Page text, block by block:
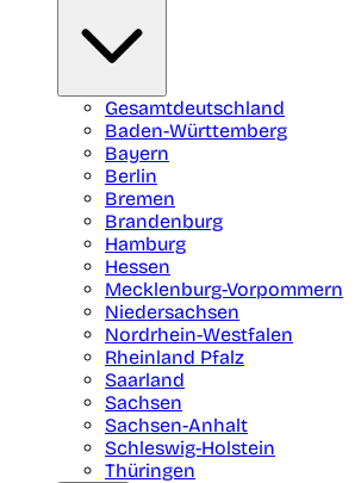
Gesamtdeutschland
Baden-Württemberg
Bayern
Berlin
Bremen
Brandenburg
Hamburg
Hessen
Mecklenburg-Vorpommern
Niedersachsen
Nordrhein-Westfalen
Rheinland Pfalz
Saarland
Sachsen
Sachsen-Anhalt
Schleswig-Holstein
Thüringen